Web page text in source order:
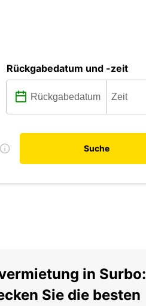
Rückgabedatum und -zeit
Suche
in Surbo:
Sie die besten